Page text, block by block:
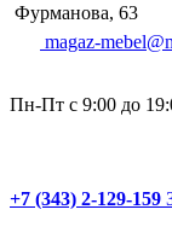
Фурманова, 63
magaz-
Пн-Пт с 9:00 до
+7 (343) 2-129-159